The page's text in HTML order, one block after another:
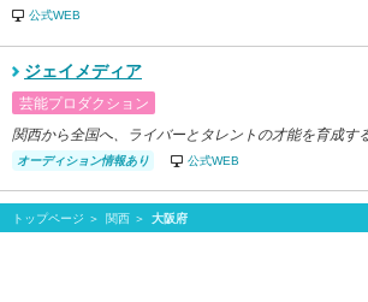
公式WEB
ジェイメディア
芸能プロダクション
関西から全国へ、ライバーとタレントの才能を育成す
オーディション情報あり 公式WEB
トップページ 関西 大阪府